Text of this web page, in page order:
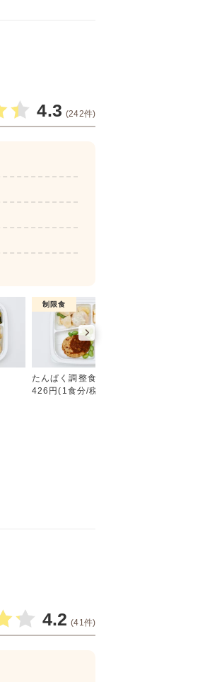
4.3 (242件)
糖質制限食
制限食
たんぱく調整食
426円(1食分/税込)
4.2 (41件)